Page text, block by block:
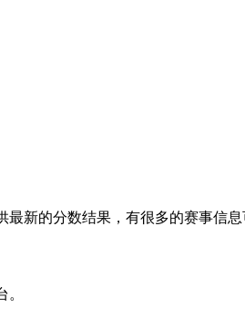
新的分数结果，有很多的赛事信